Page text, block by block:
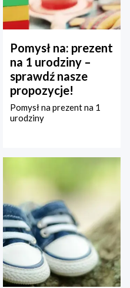
Pomysł na: prezent
na 1 urodziny –
sprawdź nasze
propozycje!
Pomysł na prezent na 1
urodziny